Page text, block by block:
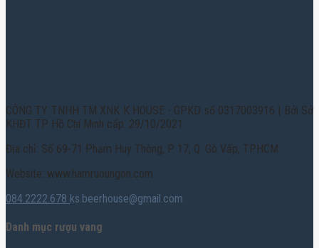
CÔNG TY TNHH TM XNK K HOUSE - GPKD số 0317003916 | Bởi Sở
KHĐT TP. Hồ Chí Minh cấp: 29/10/2021
Địa chỉ: Số 69-71 Phạm Huy Thông, P. 17, Q. Gò Vấp, TPHCM
Website: www.hamruoungon.com
084.2222.678 ks.beerhouse@gmail.com
Danh mục rượu vang